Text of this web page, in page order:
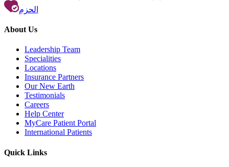
الحزم
About Us
Leadership Team
Specialities
Locations
Insurance Partners
Our New Earth
Testimonials
Careers
Help Center
MyCare Patient Portal
International Patients
Quick Links